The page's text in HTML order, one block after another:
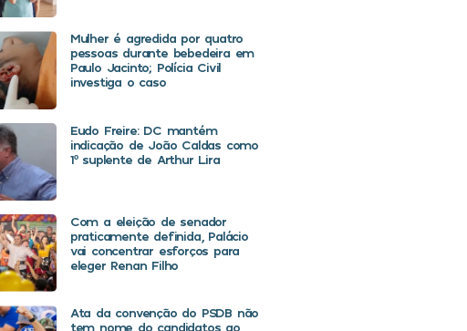
Mulher é agredida por quatro
pessoas durante bebedeira em
Paulo Jacinto; Polícia Civil
investiga o caso
Eudo Freire: DC mantém
indicação de João Caldas como
1º suplente de Arthur Lira
Com a eleição de senador
praticamente definida, Palácio
vai concentrar esforços para
eleger Renan Filho
Ata da convenção do PSDB não
tem nome do candidatos ao